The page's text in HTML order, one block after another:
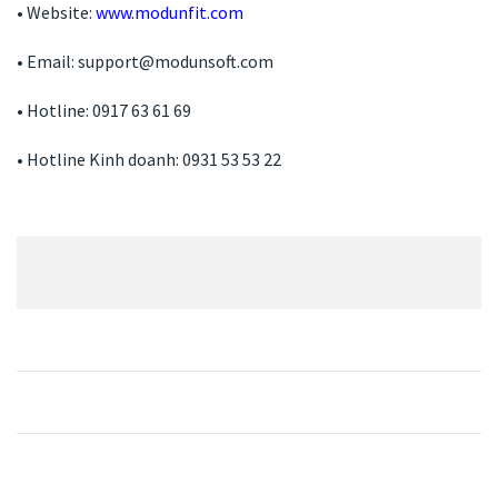
• Website: www.modunfit.com
• Email: support@modunsoft.com
• Hotline: 0917 63 61 69
• Hotline Kinh doanh: 0931 53 53 22